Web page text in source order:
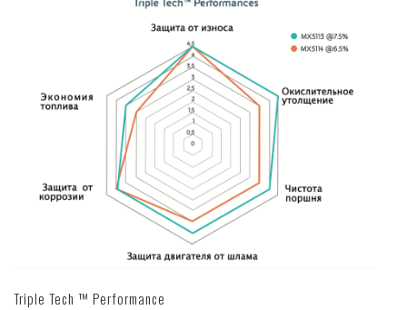
Triple Tech ™ Performance